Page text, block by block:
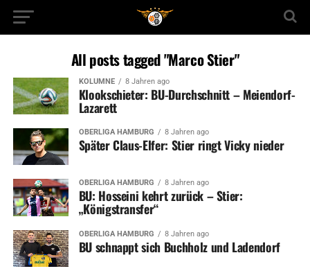
All posts tagged "Marco Stier"
KOLUMNE 8 Jahren ago
Klookschieter: BU-Durchschnitt – Meiendorf-
Lazarett
OBERLIGA HAMBURG 8 Jahren ago
Später Claus-Elfer: Stier ringt Vicky nieder
OBERLIGA HAMBURG 8 Jahren ago
BU: Hosseini kehrt zurück – Stier:
„Königstransfer“
OBERLIGA HAMBURG 8 Jahren ago
BU schnappt sich Buchholz und Ladendorf